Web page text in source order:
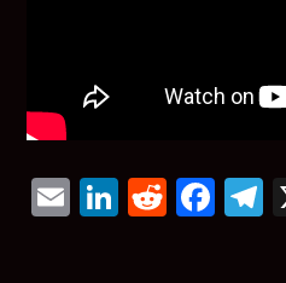
Email
LinkedIn